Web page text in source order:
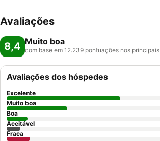
Avaliações
8,4 Muito boa
com base em 12.239 pontuações nos principais
Avaliações dos hóspedes
Excelente
Muito boa
Boa
Aceitável
Fraca